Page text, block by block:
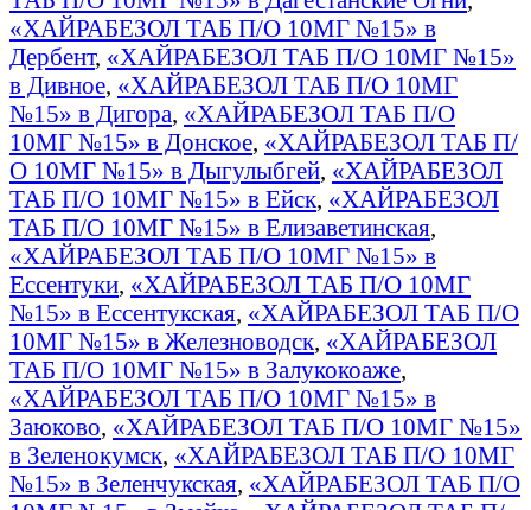
«ХАЙРАБЕЗОЛ ТАБ П/О 10МГ №15» в
Дербент, «ХАЙРАБЕЗОЛ ТАБ П/О 10МГ №15»
в Дивное, «ХАЙРАБЕЗОЛ ТАБ П/О 10МГ
№15» в Дигора, «ХАЙРАБЕЗОЛ ТАБ П/О
10МГ №15» в Донское, «ХАЙРАБЕЗОЛ ТАБ П/
О 10МГ №15» в Дыгулыбгей, «ХАЙРАБЕЗОЛ
ТАБ П/О 10МГ №15» в Ейск, «ХАЙРАБЕЗОЛ
ТАБ П/О 10МГ №15» в Елизаветинская,
«ХАЙРАБЕЗОЛ ТАБ П/О 10МГ №15» в
Ессентуки, «ХАЙРАБЕЗОЛ ТАБ П/О 10МГ
№15» в Ессентукская, «ХАЙРАБЕЗОЛ ТАБ П/О
10МГ №15» в Железноводск, «ХАЙРАБЕЗОЛ
ТАБ П/О 10МГ №15» в Залукокоаже,
«ХАЙРАБЕЗОЛ ТАБ П/О 10МГ №15» в
Заюково, «ХАЙРАБЕЗОЛ ТАБ П/О 10МГ №15»
в Зеленокумск, «ХАЙРАБЕЗОЛ ТАБ П/О 10МГ
№15» в Зеленчукская, «ХАЙРАБЕЗОЛ ТАБ П/О